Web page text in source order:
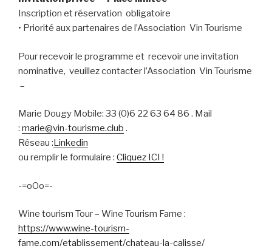
Inscription et réservation obligatoire
• Priorité aux partenaires de l’Association Vin Tourisme
Pour recevoir le programme et recevoir une invitation
nominative, veuillez contacter l’Association Vin Tourisme
–
Marie Dougy Mobile: 33 (0)6 22 63 64 86 . Mail
: marie@vin-tourisme.club .
Réseau : Linkedin
ou remplir le formulaire : Cliquez ICI !
-=oOo=-
Wine tourism Tour – Wine Tourism Fame :
https://www.wine-tourism-
fame.com/etablissement/chateau-la-calisse/